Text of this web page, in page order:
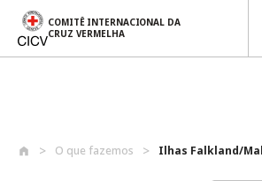
COMITÊ INTERNACIONAL DA
CRUZ VERMELHA
O que fazemos Ilhas Falkland/